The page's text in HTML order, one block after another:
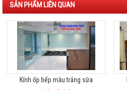
SẢN PHẨM LIÊN QUAN
Kính ốp bếp màu trắng sữa